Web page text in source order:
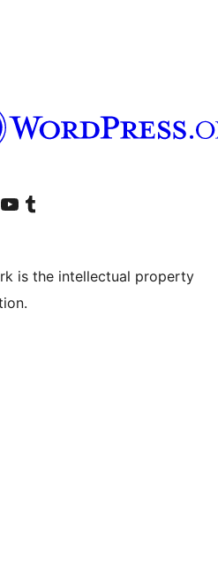
Instagram
de LinkedIn
de TikTok
Visita a nosa canle de YouTube
Visita a nosa conta de Tumblr
is the intellectual property